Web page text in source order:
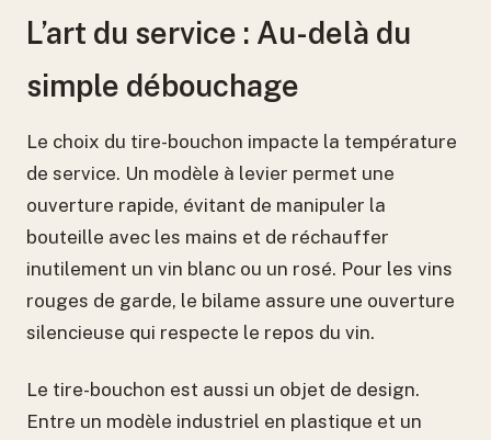
L’art du service : Au-delà du
simple débouchage
Le choix du tire-bouchon impacte la température
de service. Un modèle à levier permet une
ouverture rapide, évitant de manipuler la
bouteille avec les mains et de réchauffer
inutilement un vin blanc ou un rosé. Pour les vins
rouges de garde, le bilame assure une ouverture
silencieuse qui respecte le repos du vin.
Le tire-bouchon est aussi un objet de design.
Entre un modèle industriel en plastique et un